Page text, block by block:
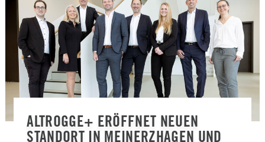
ALTROGGE+ ERÖFFNET NEUEN
STANDORT IN MEINERZHAGEN UND